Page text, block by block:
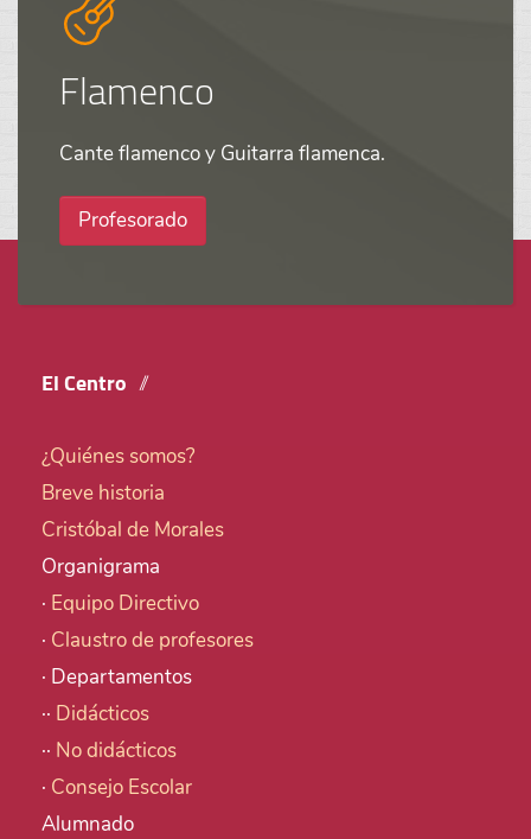
Flamenco
Cante flamenco y Guitarra flamenca.
Profesorado
El Centro
¿Quiénes somos?
Breve historia
Cristóbal de Morales
Organigrama
· Equipo Directivo
· Claustro de profesores
· Departamentos
·· Didácticos
·· No didácticos
· Consejo Escolar
Alumnado